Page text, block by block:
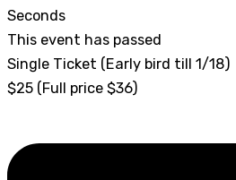
Seconds
This event has passed
Single Ticket (Early bird till 1/18)
$25 (Full price $36)